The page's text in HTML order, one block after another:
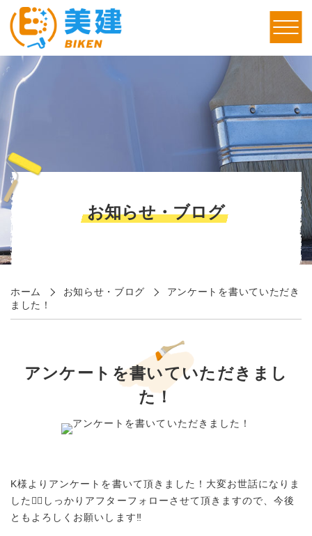
お知らせ・ブログ
ホーム お知らせ・ブログ
アンケートを書いていただき
ました！
アンケートを書いていただきまし
た！
K様よりアンケートを書いて頂きました！大変お世話になりま
した🙇‍♀️しっかりアフターフォローさせて頂きますので、今後
ともよろしくお願いします‼︎